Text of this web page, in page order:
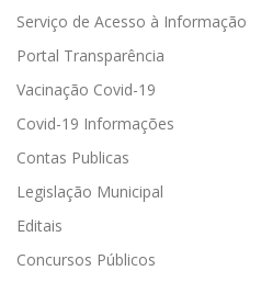
Serviço de Acesso à Informação
Portal Transparência
Vacinação Covid-19
Covid-19 Informações
Contas Publicas
Legislação Municipal
Editais
Concursos Públicos